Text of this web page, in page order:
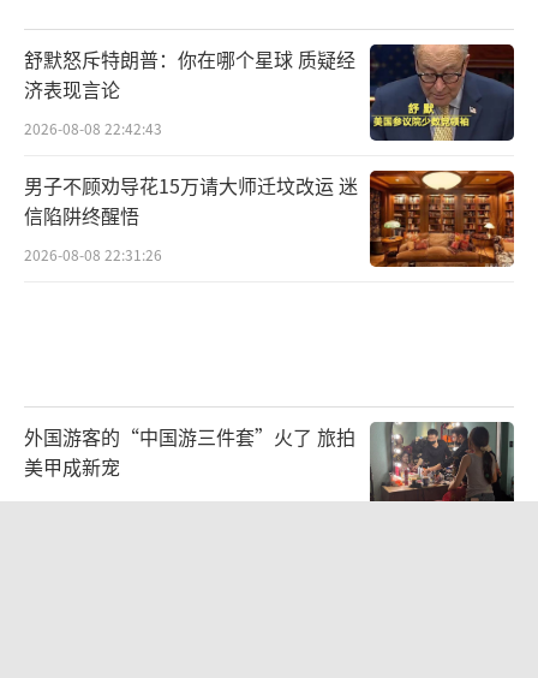
舒默怒斥特朗普：你在哪个星球 质疑经
济表现言论
2026-08-08 22:42:43
男子不顾劝导花15万请大师迁坟改运 迷
信陷阱终醒悟
2026-08-08 22:31:26
外国游客的“中国游三件套”火了 旅拍
美甲成新宠
2026-08-08 20:57:12